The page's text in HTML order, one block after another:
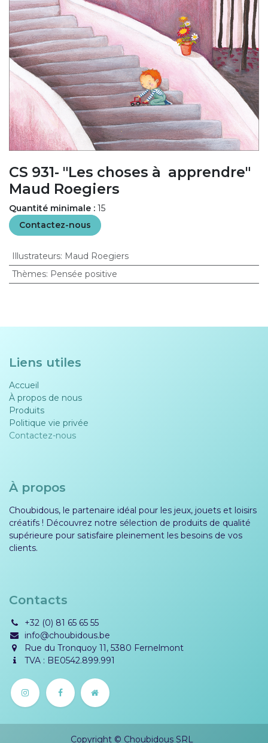
CS 931- "Les choses à apprendre"
Maud Roegiers
Quantité minimale : 15
Contactez-nous
Illustrateurs: Maud Roegiers
Thèmes: Pensée positive
Liens utiles
Accueil
À propos de nous
Produits
Politique vie privée​​
Contactez-nous
À propos
Choubidous, le partenaire idéal pour les jeux, jouets et loisirs
créatifs ! Découvrez notre sélection de produits de qualité
supérieure pour satisfaire pleinement les besoins de vos
clients.
Contacts
+32 (0) 81 65 65 55
info@choubidous.be
Rue du Tronquoy 11, 5380 Fernelmont
TVA : BE0542.899.991
Copyright © Choubidous SRL